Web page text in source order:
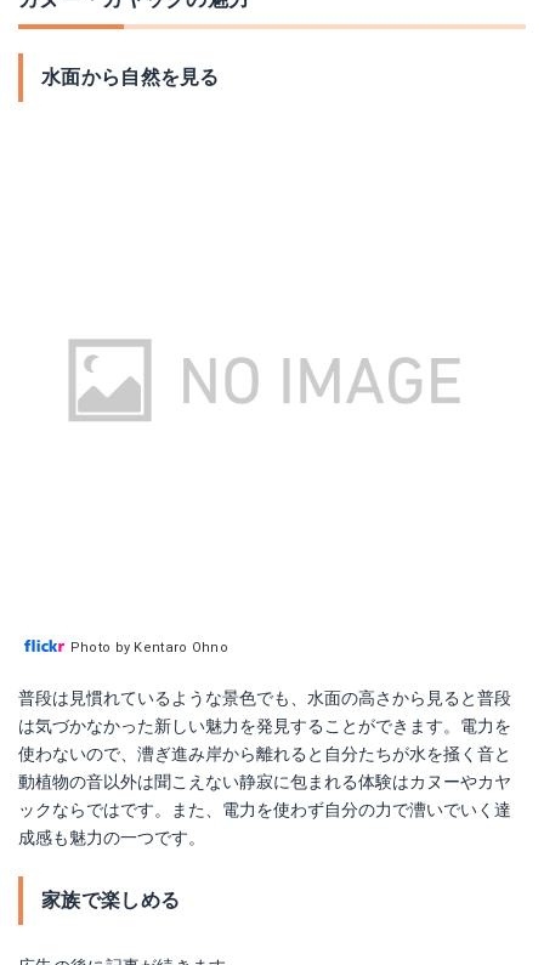
水面から自然を見る
Photo by Kentaro Ohno
普段は見慣れているような景色でも、水面の高さから見ると普段
は気づかなかった新しい魅力を発見することができます。電力を
使わないので、漕ぎ進み岸から離れると自分たちが水を掻く音と
動植物の音以外は聞こえない静寂に包まれる体験はカヌーやカヤ
ックならではです。また、電力を使わず自分の力で漕いでいく達
成感も魅力の一つです。
家族で楽しめる